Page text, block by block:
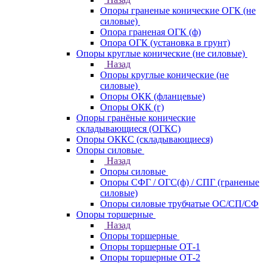
Опоры граненые конические ОГК (не
силовые)
Опора граненая ОГК (ф)
Опора ОГК (установка в грунт)
Опоры круглые конические (не силовые)
Назад
Опоры круглые конические (не
силовые)
Опоры ОКК (фланцевые)
Опоры ОКК (г)
Опоры гранёные конические
складывающиеся (ОГКС)
Опоры ОККС (складывающиеся)
Опоры силовые
Назад
Опоры силовые
Опоры СФГ / ОГС(ф) / СПГ (граненые
силовые)
Опоры силовые трубчатые ОС/СП/СФ
Опоры торшерные
Назад
Опоры торшерные
Опоры торшерные ОТ-1
Опоры торшерные ОТ-2